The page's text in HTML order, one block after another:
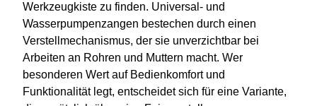
Werkzeugkiste zu finden. Universal- und
Wasserpumpenzangen bestechen durch einen
Verstellmechanismus, der sie unverzichtbar bei
Arbeiten an Rohren und Muttern macht. Wer
besonderen Wert auf Bedienkomfort und
Funktionalität legt, entscheidet sich für eine Variante,